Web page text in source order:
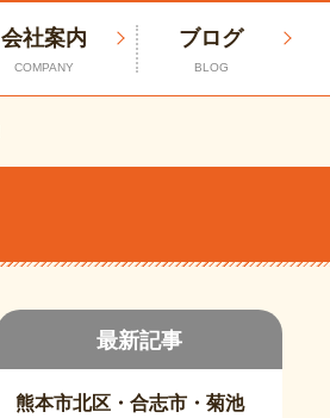
会社案内
COMPANY
ブログ
BLOG
最新記事
熊本市北区・合志市・菊池